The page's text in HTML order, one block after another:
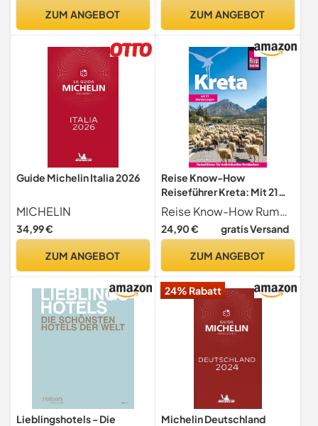
ZUM ANGEBOT ZUM ANGEBOT
Guide Michelin Italia 2026
MICHELIN
34,99 €
ZUM ANGEBOT
Reise Know-How
Reiseführer Kreta: Mit 21
Wanderungen
Reise Know-How Rump GmbH
24,90 € gratis Versand
ZUM ANGEBOT
Lieblingshotels - Die
24% Rabatt
Michelin Deutschland